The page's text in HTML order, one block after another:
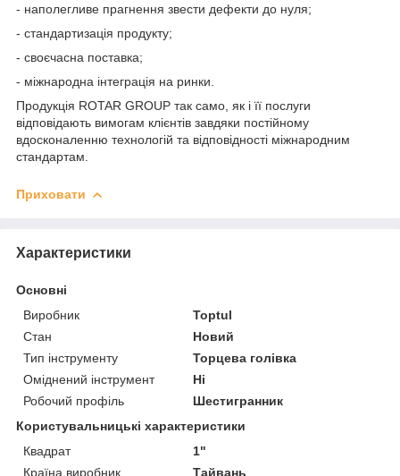
- наполегливе прагнення звести дефекти до нуля;
- стандартизація продукту;
- своєчасна поставка;
- міжнародна інтеграція на ринки.
Продукція ROTAR GROUP так само, як і її послуги
відповідають вимогам клієнтів завдяки постійному
вдосконаленню технологій та відповідності міжнародним
стандартам.
Приховати
Характеристики
Основні
Виробник
Toptul
Стан
Новий
Тип інструменту
Торцева голівка
Оміднений інструмент
Ні
Робочий профіль
Шестигранник
Користувальницькі характеристики
Квадрат
1"
Країна виробник
Тайвань